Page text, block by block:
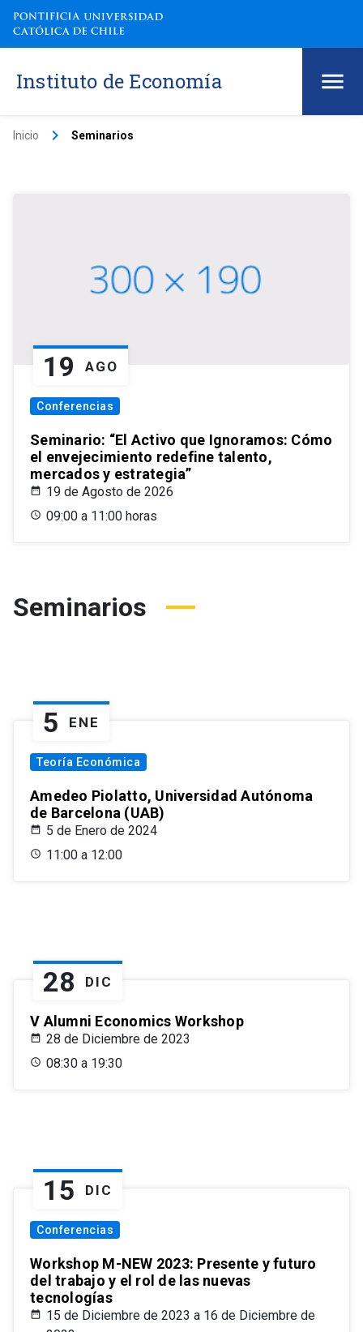
Instituto de Economía
Inicio keyboard_arrow_right Seminarios
19 AGO
Conferencias
Seminario: “El Activo que Ignoramos: Cómo
el envejecimiento redefine talento,
mercados y estrategia”
19 de Agosto de 2026
09:00 a 11:00 horas
Seminarios
5 ENE
Teoría Económica
Amedeo Piolatto, Universidad Autónoma
de Barcelona (UAB)
5 de Enero de 2024
11:00 a 12:00
28 DIC
V Alumni Economics Workshop
28 de Diciembre de 2023
08:30 a 19:30
15 DIC
Conferencias
Workshop M-NEW 2023: Presente y futuro
del trabajo y el rol de las nuevas
tecnologías
15 de Diciembre de 2023 a 16 de Diciembre de